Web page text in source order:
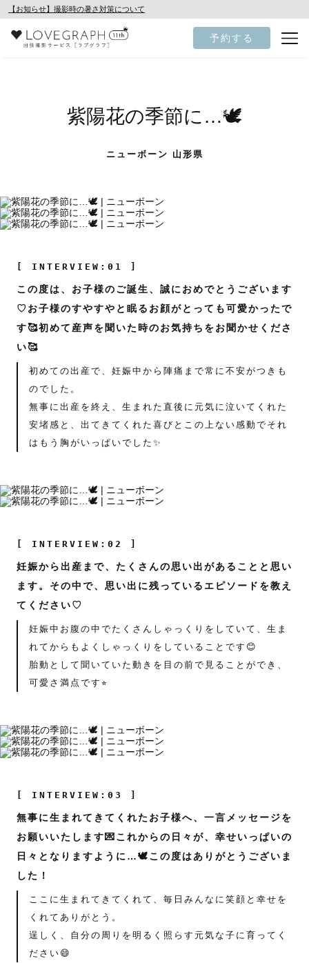
【お知らせ】撮影時の暑さ対策について
予約する
紫陽花の季節に…🕊️
ニューボーン 山形県
[ INTERVIEW:01 ]
この度は、お子様のご誕生、誠におめでとうございます
♡お子様のすやすやと眠るお顔がとっても可愛かったで
す🥰初めて産声を聞いた時のお気持ちをお聞かせくださ
い🥰
初めての出産で、妊娠中から陣痛まで常に不安がつきも
のでした。
無事に出産を終え、生まれた直後に元気に泣いてくれた
安堵感と、出てきてくれた喜びとこの上ない感動でそれ
はもう胸がいっぱいでした✨
[ INTERVIEW:02 ]
妊娠から出産まで、たくさんの思い出があることと思い
ます。その中で、思い出に残っているエピソードを教え
てください♡
妊娠中お腹の中でたくさんしゃっくりをしていて、生ま
れてからもよくしゃっくりをしていることです😊
胎動として聞いていた動きを目の前で見ることができ、
可愛さ満点です⭐︎
[ INTERVIEW:03 ]
無事に生まれてきてくれたお子様へ、一言メッセージを
お願いいたします💌これからの日々が、幸せいっぱいの
日々となりますように…🕊️この度はありがとうございま
した！
ここに生まれてきてくれて、毎日みんなに笑顔と幸せを
くれてありがとう。
逞しく、自分の周りを明るく照らす元気な子に育ってく
ださい😄